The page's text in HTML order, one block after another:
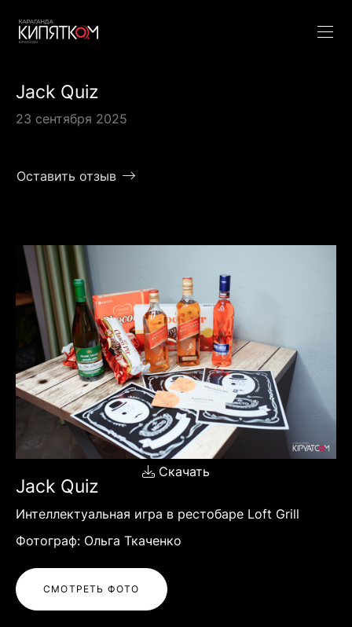
Jack Quiz
23 сентября 2025
Оставить отзыв
Скачать
Jack Quiz
Интеллектуальная игра в рестобаре Loft Grill
Фотограф: Ольга Ткаченко
СМОТРЕТЬ ФОТО